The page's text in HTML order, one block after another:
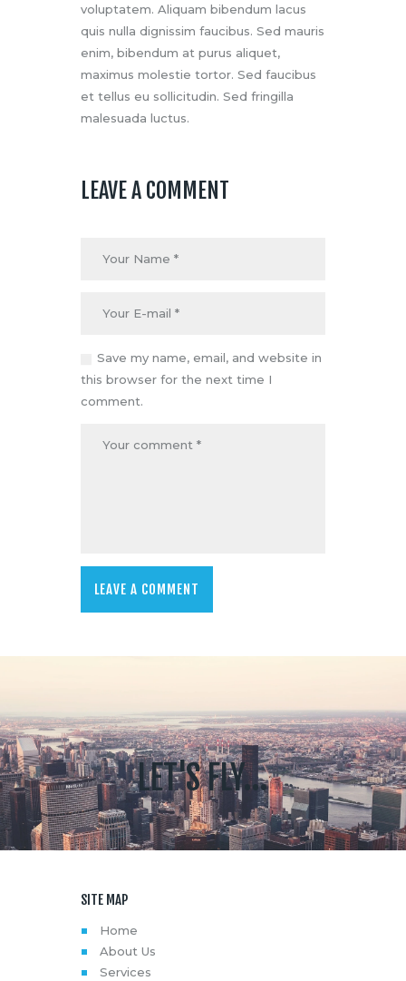
voluptatem. Aliquam bibendum lacus
quis nulla dignissim faucibus. Sed mauris
enim, bibendum at purus aliquet,
maximus molestie tortor. Sed faucibus
et tellus eu sollicitudin. Sed fringilla
malesuada luctus.
LEAVE A COMMENT
Save my name, email, and website in
this browser for the next time I
comment.
LET'S FLY...
SITE MAP
Home
About Us
Services